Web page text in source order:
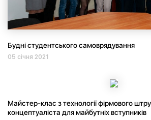
Будні студентського самоврядування
05 січня 2021
Майстер-клас з технології фірмового
концептуаліста для майбутніх вступників